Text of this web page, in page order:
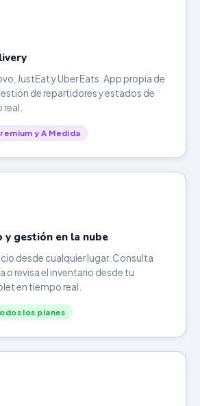
JustEat y Uber Eats. App propia de
de repartidores y estados de
y A Medida
y gestión en la nube
desde cualquier lugar. Consulta
o revisa el inventario desde tu
en tiempo real.
los planes